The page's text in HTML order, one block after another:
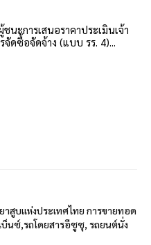
นะการเสนอราคาประเมินเจ้า
ดซื้อจัดจ้าง (แบบ รร. 4)...
สูบแห่งประเทศไทย การขายทอด
บ็นซ์,รถโดยสารอีซูซุ, รถยนต์นั่ง